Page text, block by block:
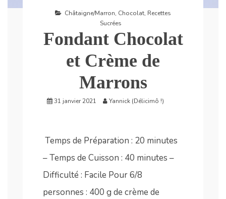
Châtaigne/Marron, Chocolat, Recettes
Sucrées
Fondant Chocolat
et Crème de
Marrons
31 janvier 2021 Yannick (Délicimô !)
Temps de Préparation : 20 minutes
– Temps de Cuisson : 40 minutes –
Difficulté : Facile Pour 6/8
personnes : 400 g de crème de